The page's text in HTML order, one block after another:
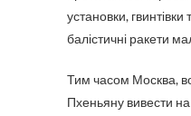
установки,
балістичні ракети
Тим часом Москва,
Пхеньяну вивести на